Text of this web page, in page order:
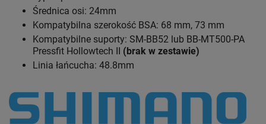
Średnica osi: 24mm
Kompatybilna szerokość BSA: 68 mm, 73 mm
Kompatybilne suporty: SM-BB52 lub BB-MT500-PA
Pressfit Hollowtech II (brak w zestawie)
Linia łańcucha: 48.8mm